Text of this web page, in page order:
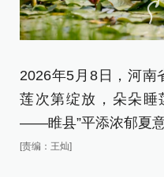
2026年5月8日，河南
莲次第绽放，朵朵睡
——睢县”平添浓郁夏
[责编：王灿]